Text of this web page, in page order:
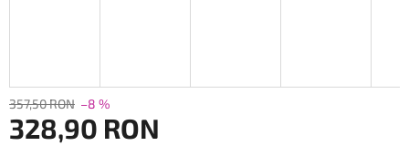
357,50 RON –8 %
328,90 RON